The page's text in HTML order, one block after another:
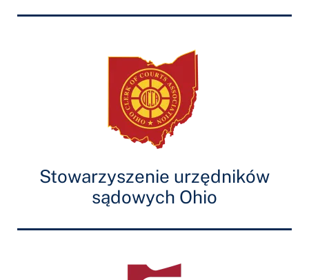
Stowarzyszenie urzędników
sądowych Ohio